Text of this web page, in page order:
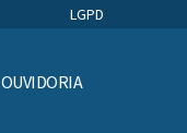
LGPD
OUVIDORIA